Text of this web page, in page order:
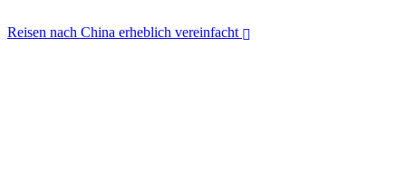
Reisen nach China erheblich vereinfacht